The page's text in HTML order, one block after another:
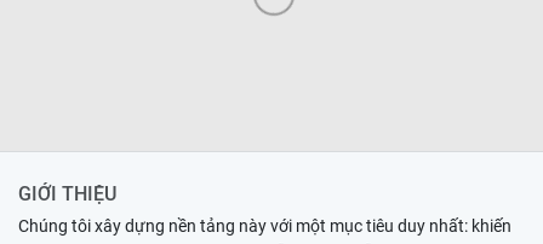
GIỚI THIỆU
Chúng tôi xây dựng nền tảng này với một mục tiêu duy nhất: khiến